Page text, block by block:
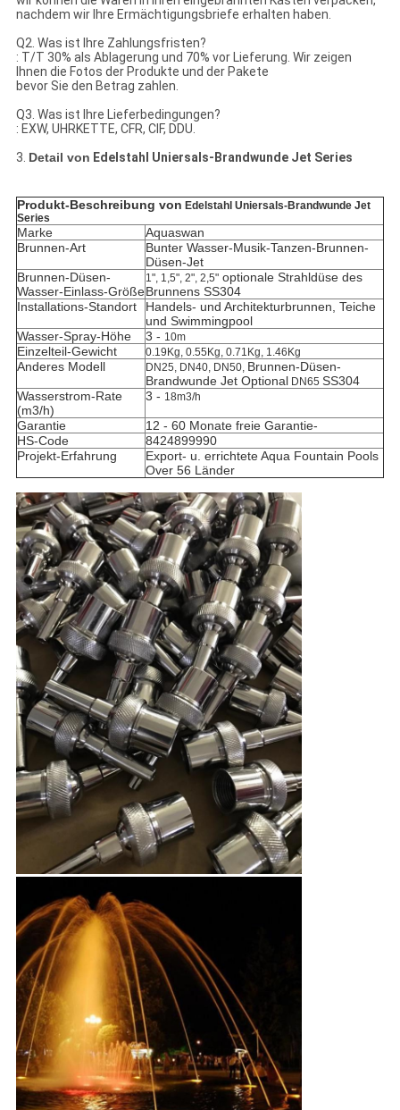
nachdem wir Ihre Ermächtigungsbriefe erhalten haben.
Q2. Was ist Ihre Zahlungsfristen?
: T/T 30% als Ablagerung und 70% vor Lieferung. Wir zeigen
Ihnen die Fotos der Produkte und der Pakete
bevor Sie den Betrag zahlen.
Q3. Was ist Ihre Lieferbedingungen?
: EXW, UHRKETTE, CFR, CIF, DDU.
3. Detail von Edelstahl Uniersals-Brandwunde Jet Series
Produkt-Beschreibung von Edelstahl Uniersals-Brandwunde Jet
Series
Marke
Aquaswan
Brunnen-Art
Bunter Wasser-Musik-Tanzen-Brunnen-
Düsen-Jet
Brunnen-Düsen-
Wasser-Einlass-Größe
1", 1,5", 2", 2,5"optionale Strahldüse des
Brunnens SS304
Installations-Standort
Handels- und Architekturbrunnen, Teiche
und Swimmingpool
Wasser-Spray-Höhe
3 - 10m
Einzelteil-Gewicht 0.19Kg, 0.55Kg, 0.71Kg, 1.46Kg
Anderes Modell DN25, DN40, DN50, Brunnen-Düsen-
Brandwunde Jet Optional DN65 SS304
Wasserstrom-Rate
(m3/h)
3 - 18m3/h
Garantie
12 - 60 Monate freie Garantie-
HS-Code
8424899990
Projekt-Erfahrung
Export- u. errichtete Aqua Fountain Pools
Over 56 Länder